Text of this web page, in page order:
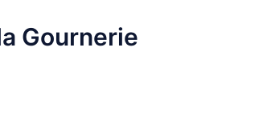
Gournerie